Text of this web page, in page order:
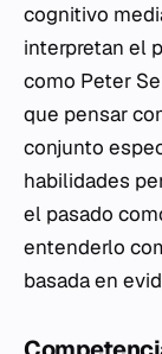
cognitivo
interpretan el
como Peter
que pensar
conjunto
habilidades
el pasado
entenderlo
basada en